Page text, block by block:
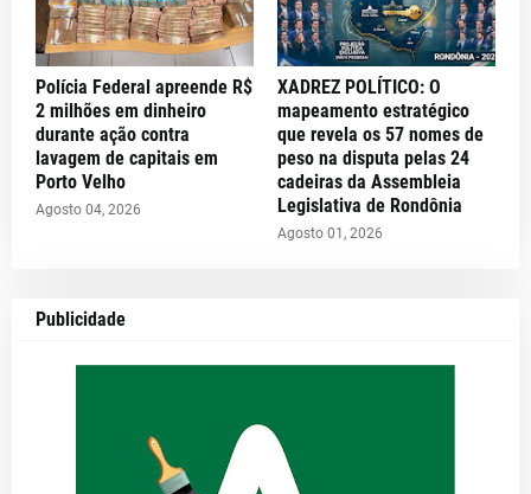
Polícia Federal apreende R$
2 milhões em dinheiro
durante ação contra
lavagem de capitais em
Porto Velho
Agosto 04, 2026
XADREZ POLÍTICO: O
mapeamento estratégico
que revela os 57 nomes de
peso na disputa pelas 24
cadeiras da Assembleia
Legislativa de Rondônia
Agosto 01, 2026
Publicidade